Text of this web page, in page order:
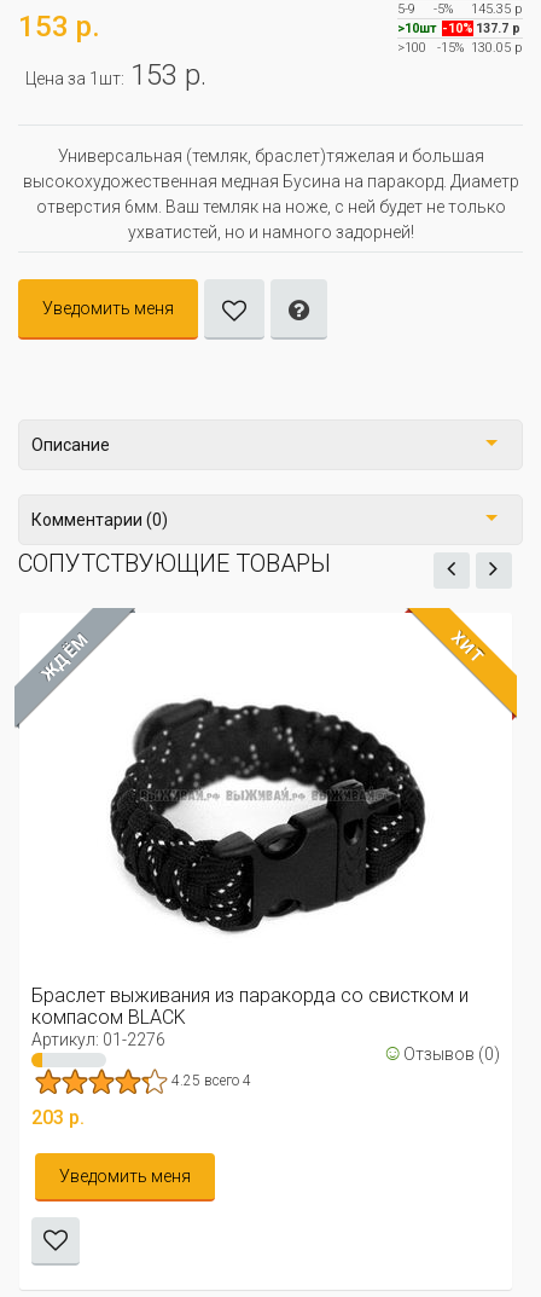
153 р.
Цена за 1шт: 153 р.
5-9
-5%
145.35 р
>10шт -10% 137.7 р
>100
-15% 130.05 р
Универсальная (темляк, браслет)тяжелая и большая
высокохудожественная медная Бусина на паракорд. Диаметр
отверстия 6мм. Ваш темляк на ноже, с ней будет не только
ухватистей, но и намного задорней!
Уведомить меня
Описание
Комментарии (0)
СОПУТСТВУЮЩИЕ ТОВАРЫ
ЖДЁМ ХИТ
Браслет выживания из паракорда со свистком и
компасом BLACK
Артикул: 01-2276 ☺Отзывов (0)
4.25 всего 4
203 р.
Уведомить меня